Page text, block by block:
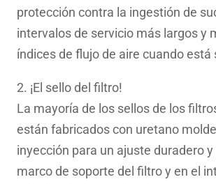
protección contra la ingestión de
intervalos de servicio más largos y
índices de flujo de aire cuando está
2. ¡El sello del filtro!
La mayoría de los sellos de los
están fabricados con uretano
inyección para un ajuste duradero y
marco de soporte del filtro y en el